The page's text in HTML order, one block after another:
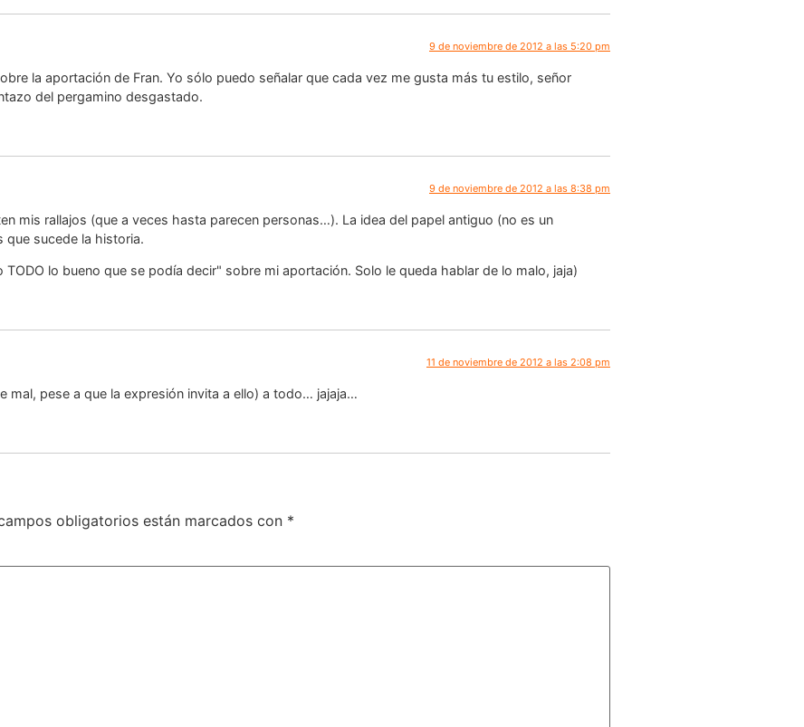
9 de noviembre de 2012 a las 5:20 pm
la aportación de Fran. Yo sólo puedo señalar que cada vez me gusta más tu estilo, señor
del pergamino desgastado.
9 de noviembre de 2012 a las 8:38 pm
mis rallajos (que a veces hasta parecen personas…). La idea del papel antiguo (no es un
que sucede la historia.
lo bueno que se podía decir" sobre mi aportación. Solo le queda hablar de lo malo, jaja)
11 de noviembre de 2012 a las 2:08 pm
mal, pese a que la expresión invita a ello) a todo… jajaja…
obligatorios están marcados con *